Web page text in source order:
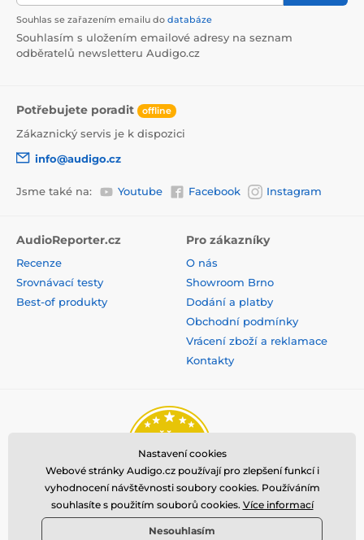
Souhlas se zařazením emailu do databáze
Souhlasím s uložením emailové adresy na seznam
odběratelů newsletteru Audigo.cz
Potřebujete poradit offline
Zákaznický servis je k dispozici
info@audigo.cz
Jsme také na: Youtube Facebook Instagram
AudioReporter.cz
Recenze
Srovnávací testy
Best-of produkty
Pro zákazníky
O nás
Showroom Brno
Dodání a platby
Obchodní podmínky
Vrácení zboží a reklamace
Kontakty
Nastavení cookies
Webové stránky Audigo.cz používají pro zlepšení funkcí i
vyhodnocení návštěvnosti soubory cookies. Používáním
souhlasíte s použitím souborů cookies. Více informací
Nesouhlasím